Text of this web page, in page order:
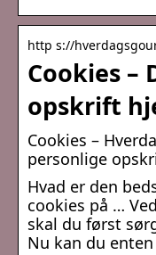
http s://
Cookies –
opskrift
Cookies –
personlige
Hvad er den
cookies på …
skal du først
Nu kan du